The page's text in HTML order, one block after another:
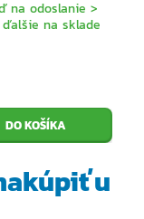
bránili
130m;
130m
na odoslanie >
ďalšie na sklade
u